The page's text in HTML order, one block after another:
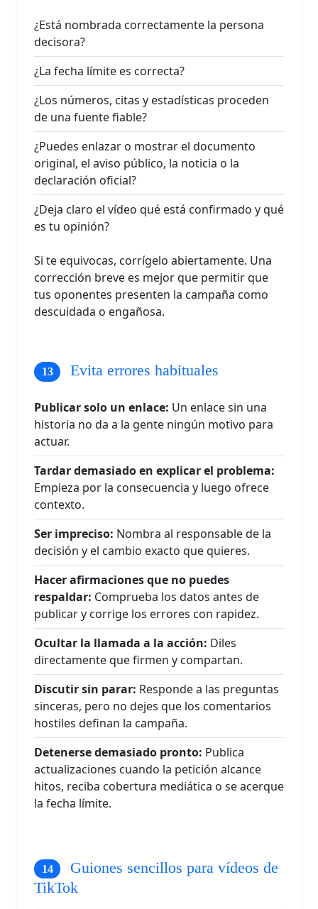
¿Está nombrada correctamente la persona
decisora?
¿La fecha límite es correcta?
¿Los números, citas y estadísticas proceden
de una fuente fiable?
¿Puedes enlazar o mostrar el documento
original, el aviso público, la noticia o la
declaración oficial?
¿Deja claro el vídeo qué está confirmado y qué
es tu opinión?
Si te equivocas, corrígelo abiertamente. Una
corrección breve es mejor que permitir que
tus oponentes presenten la campaña como
descuidada o engañosa.
Evita errores habituales
Publicar solo un enlace: Un enlace sin una
historia no da a la gente ningún motivo para
actuar.
Tardar demasiado en explicar el problema:
Empieza por la consecuencia y luego ofrece
contexto.
Ser impreciso: Nombra al responsable de la
decisión y el cambio exacto que quieres.
Hacer afirmaciones que no puedes
respaldar: Comprueba los datos antes de
publicar y corrige los errores con rapidez.
Ocultar la llamada a la acción: Diles
directamente que firmen y compartan.
Discutir sin parar: Responde a las preguntas
sinceras, pero no dejes que los comentarios
hostiles definan la campaña.
Detenerse demasiado pronto: Publica
actualizaciones cuando la petición alcance
hitos, reciba cobertura mediática o se acerque
la fecha límite.
Guiones sencillos para vídeos de
TikTok